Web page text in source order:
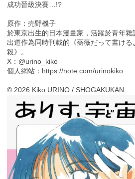
成功晉級決賽…!?
原作：売野機子
於東京出生的日本漫畫家，活躍於青年雜
出道作為同時刊載的《薔薇だって書ける
殺》。
X：@urino_kiko
個人網站：https://note.com/urinokiko
© 2026 Kiko URINO / SHOGAKUKAN